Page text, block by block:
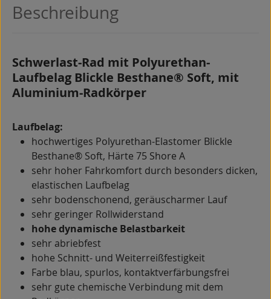
Beschreibung
Schwerlast-Rad mit Polyurethan-
Laufbelag Blickle Besthane® Soft, mit
Aluminium-Radkörper
Laufbelag:
hochwertiges Polyurethan-Elastomer Blickle
Besthane® Soft, Härte 75 Shore A
sehr hoher Fahrkomfort durch besonders dicken,
elastischen Laufbelag
sehr bodenschonend, geräuscharmer Lauf
sehr geringer Rollwiderstand
hohe dynamische Belastbarkeit
sehr abriebfest
hohe Schnitt- und Weiterreißfestigkeit
Farbe blau, spurlos, kontaktverfärbungsfrei
sehr gute chemische Verbindung mit dem